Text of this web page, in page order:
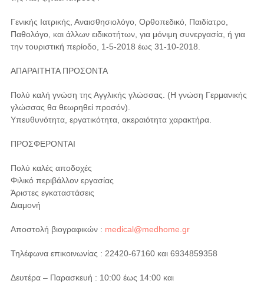
Γενικής Ιατρικής, Αναισθησιολόγο, Ορθοπεδικό, Παιδίατρο,
Παθολόγο, και άλλων ειδικοτήτων, για μόνιμη συνεργασία, ή για
την τουριστική περίοδο, 1-5-2018 έως 31-10-2018.
ΑΠΑΡΑΙΤΗΤΑ ΠΡΟΣΟΝΤΑ
Πολύ καλή γνώση της Αγγλικής γλώσσας. (Η γνώση Γερμανικής
γλώσσας θα θεωρηθεί προσόν).
Υπευθυνότητα, εργατικότητα, ακεραιότητα χαρακτήρα.
ΠΡΟΣΦΕΡΟΝΤΑΙ
Πολύ καλές αποδοχές
Φιλικό περιβάλλον εργασίας
Άριστες εγκαταστάσεις
Διαμονή
Αποστολή βιογραφικών : medical@medhome.gr
Τηλέφωνα επικοινωνίας : 22420-67160 και 6934859358
Δευτέρα – Παρασκευή : 10:00 έως 14:00 και